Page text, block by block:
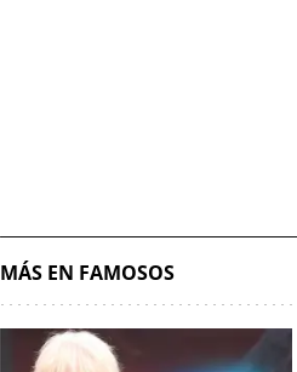
MÁS EN FAMOSOS